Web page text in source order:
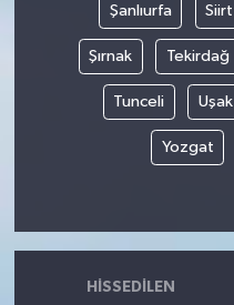
Şanlıurfa Siirt
Şırnak Tekirdağ
Tunceli Uşak
Yozgat
HISSEDILEN